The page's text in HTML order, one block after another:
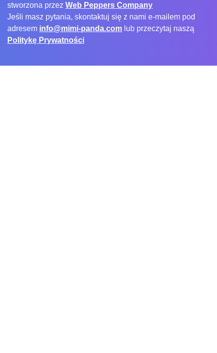
stworzona przez Web Peppers Company
Jeśli masz pytania, skontaktuj się z nami e-mailem pod
adresem info@mimi-panda.com lub przeczytaj naszą
Politykę Prywatności